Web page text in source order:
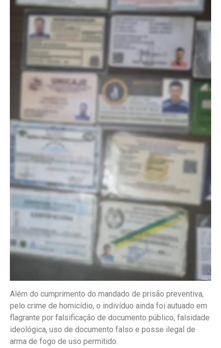
Além do cumprimento do mandado de prisão preventiva,
pelo crime de homicídio, o indivíduo ainda foi autuado em
flagrante por falsificação de documento público, falsidade
ideológica, uso de documento falso e posse ilegal de
arma de fogo de uso permitido.